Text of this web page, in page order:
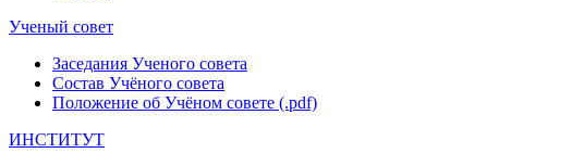
Ученый совет
Заседания Ученого совета
Состав Учёного совета
Положение об Учёном совете (.pdf)
ИНСТИТУТ